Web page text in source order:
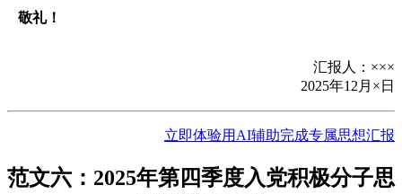
敬礼！
汇报人：×××
2025年12月×日
立即体验用AI辅助完成专属思想汇报
范文六：2025年第四季度入党积极分子思